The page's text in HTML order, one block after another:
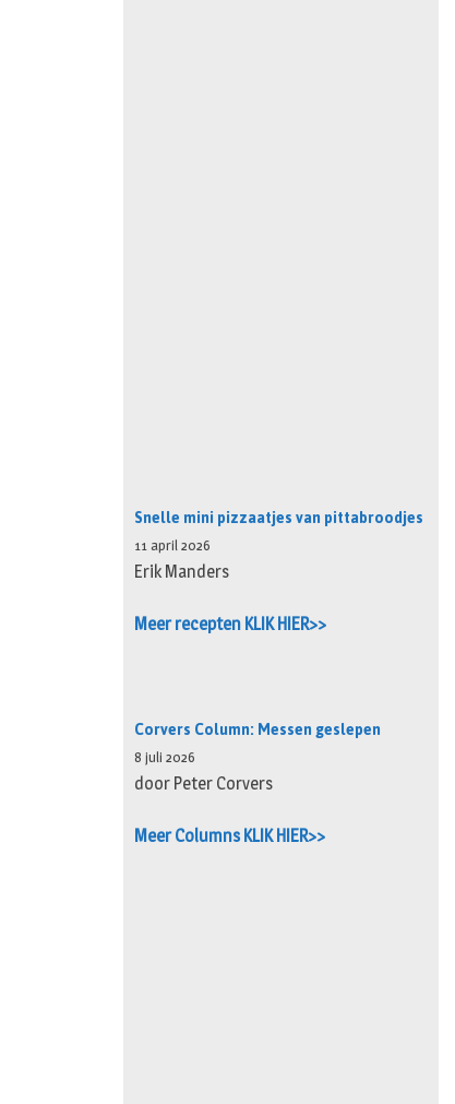
Snelle mini pizzaatjes van pittabroodjes
11 april 2026
Erik Manders
Meer recepten KLIK HIER>>
Corvers Column: Messen geslepen
8 juli 2026
door Peter Corvers
Meer Columns KLIK HIER>>